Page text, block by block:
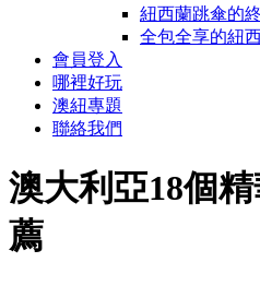
紐西蘭跳傘的
全包全享的紐
會員登入
哪裡好玩
澳紐專題
聯絡我們
澳大利亞18個
薦